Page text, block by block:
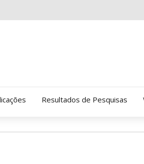
Resultados de Pesquisas